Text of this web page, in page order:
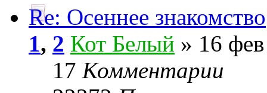
Re: Осеннее знакомство
1, 2 Кот Белый » 16
17 Комментарии